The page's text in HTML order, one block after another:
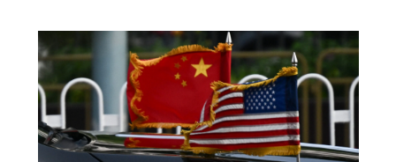
กล่าวเมื่อวันพุธที่ผ่านมา แม้ว่าเหตุการณ์ด้านความมั่นคงล่าสุด
จะเน้นย้ำถึงความเสี่ยงที่ยังคงมีอยู่สำหรับการขนส่งทางเรือใน
ภูมิภาคก็ตาม